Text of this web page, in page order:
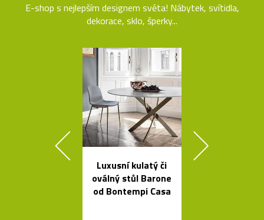
E-shop s nejlepším designem světa! Nábytek, svítidla,
dekorace, sklo, šperky...
Luxusní kulatý či
oválný stůl Barone
od Bontempi Casa